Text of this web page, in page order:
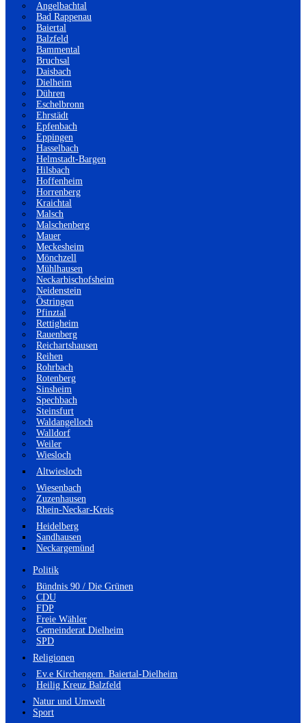
Angelbachtal
Bad Rappenau
Baiertal
Balzfeld
Bammental
Bruchsal
Daisbach
Dielheim
Dühren
Eschelbronn
Ehrstädt
Epfenbach
Eppingen
Hasselbach
Helmstadt-Bargen
Hilsbach
Hoffenheim
Horrenberg
Kraichtal
Malsch
Malschenberg
Mauer
Meckesheim
Mönchzell
Mühlhausen
Neckarbischofsheim
Neidenstein
Östringen
Pfinztal
Rettigheim
Rauenberg
Reichartshausen
Reihen
Rohrbach
Rotenberg
Sinsheim
Spechbach
Steinsfurt
Waldangelloch
Walldorf
Weiler
Wiesloch
Altwiesloch
Wiesenbach
Zuzenhausen
Rhein-Neckar-Kreis
Heidelberg
Sandhausen
Neckargemünd
Politik
Bündnis 90 / Die Grünen
CDU
FDP
Freie Wähler
Gemeinderat Dielheim
SPD
Religionen
Ev.e Kirchengem. Baiertal-Dielheim
Heilig Kreuz Balzfeld
Natur und Umwelt
Sport